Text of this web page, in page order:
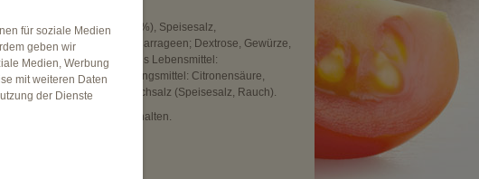
Hühnereieiweißpulver (8%), Speisesalz,
Xanthan, Carrageen; Dextrose, Gewürze,
Aromen, färbendes Lebensmittel:
Beta-Carotin; Säuerungsmittel: Citronensäure,
Natriumacetate; Rauchsalz (Speisesalz, Rauch).
Sellerie, Soja und Senf enthalten.
für soziale Medien
geben wir
Medien, Werbung
mit weiteren Daten
der Dienste